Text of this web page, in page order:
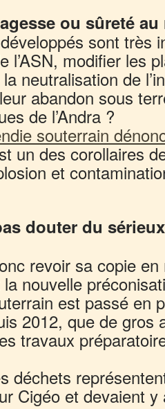
ou sûreté
sont très
l’ASN, modifier les
neutralisation de
abandon sous
de l’Andra ?
souterrain
un des corollaires
et
douter du
revoir sa copie
la nouvelle
est passé en
2012, que de gros
travaux
déchets
Cigéo et devaient y